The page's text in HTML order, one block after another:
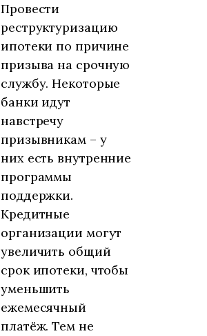
Провести
реструктуризацию
ипотеки по причине
призыва на срочную
службу. Некоторые
банки идут
навстречу
призывникам – у
них есть внутренние
программы
поддержки.
Кредитные
организации могут
увеличить общий
срок ипотеки, чтобы
уменьшить
ежемесячный
платёж. Тем не